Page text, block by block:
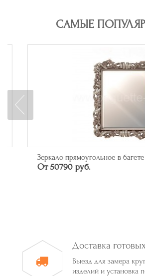
САМЫЕ
Зеркало прямоугольное в багете
От 50790 руб.
Доставка
Выезд для замера
изделий и установка